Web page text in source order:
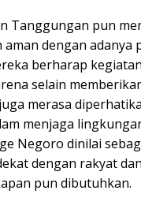
Tanggungan pun
aman dengan adanya
berharap
selain
merasa
menjaga
Negoro dinilai
dengan rakyat
pun dibutuhkan.